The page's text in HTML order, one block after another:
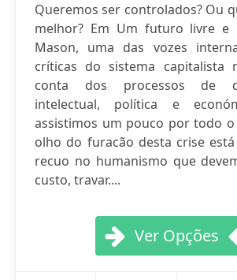
Queremos ser controlados? Ou
melhor? Em Um futuro livre e
Mason, uma das vozes
críticas do sistema capitalista
conta dos processos de
intelectual, política e
assistimos um pouco por todo o
olho do furacão desta crise
recuo no humanismo que
custo, travar....
Ver Opções